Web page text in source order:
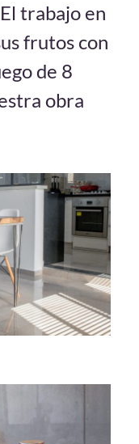
El trabajo en
frutos con
de 8
obra